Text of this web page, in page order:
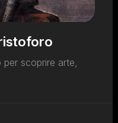
scoprire arte,